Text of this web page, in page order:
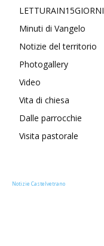
LETTURAIN15GIORNI
Minuti di Vangelo
Notizie del territorio
Photogallery
Video
Vita di chiesa
Dalle parrocchie
Visita pastorale
Notizie Castelvetrano